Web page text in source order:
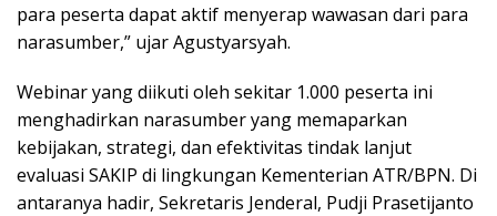
para peserta dapat aktif menyerap wawasan dari para
narasumber,” ujar Agustyarsyah.
Webinar yang diikuti oleh sekitar 1.000 peserta ini
menghadirkan narasumber yang memaparkan
kebijakan, strategi, dan efektivitas tindak lanjut
evaluasi SAKIP di lingkungan Kementerian ATR/BPN. Di
antaranya hadir, Sekretaris Jenderal, Pudji Prasetijanto